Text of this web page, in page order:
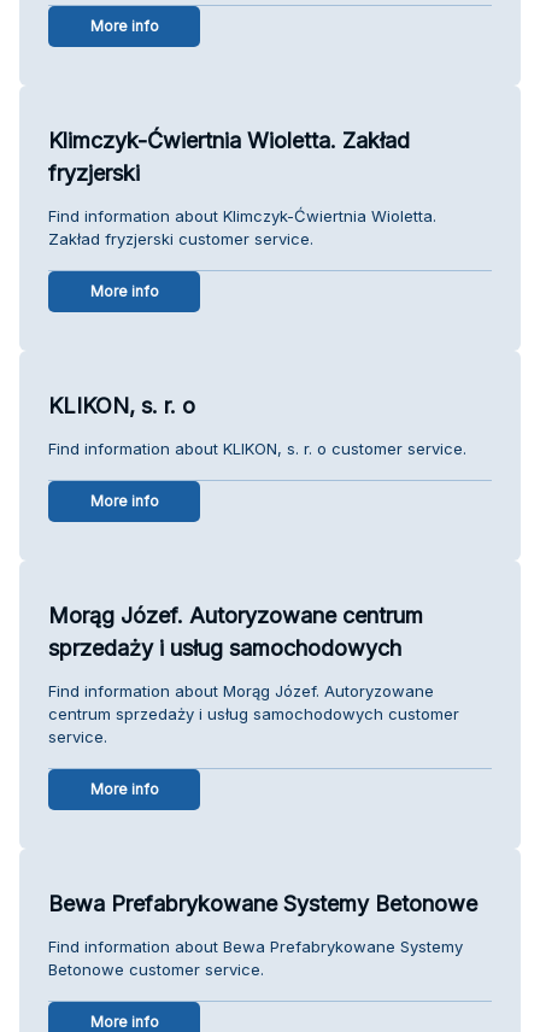
More info
Klimczyk-Ćwiertnia Wioletta. Zakład
fryzjerski
Find information about Klimczyk-Ćwiertnia Wioletta.
Zakład fryzjerski customer service.
More info
KLIKON, s. r. o
Find information about KLIKON, s. r. o customer service.
More info
Morąg Józef. Autoryzowane centrum
sprzedaży i usług samochodowych
Find information about Morąg Józef. Autoryzowane
centrum sprzedaży i usług samochodowych customer
service.
More info
Bewa Prefabrykowane Systemy Betonowe
Find information about Bewa Prefabrykowane Systemy
Betonowe customer service.
More info